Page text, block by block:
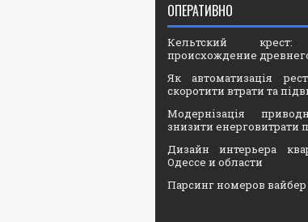
ОПЕРАТИВНО
Кельтский
происхождение
Як автоматизація
скоротити втрати та
Модернізація
знизити енерговитрати
Дизайн интерьера
Одессе и области
Парсинг номеров вайбер